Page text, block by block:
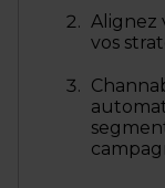
Alignez
vos